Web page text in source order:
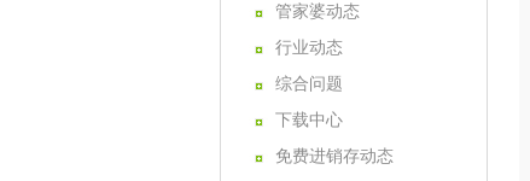
管家婆动态
行业动态
综合问题
下载中心
免费进销存动态